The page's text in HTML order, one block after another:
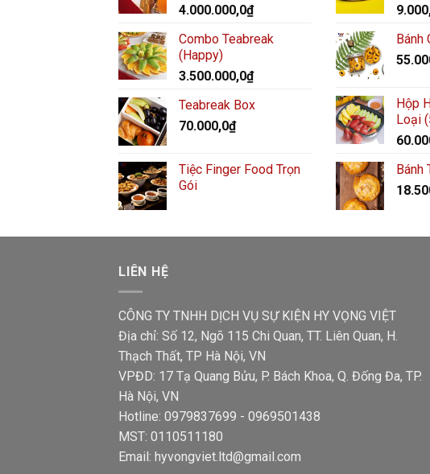
4.000.000,0₫
Combo Teabreak
(Happy)
3.500.000,0₫
Teabreak Box
70.000,0₫
Tiệc Finger Food Trọn
Gói
Bánh
Hộp
Loại
Bánh
LIÊN HỆ
CÔNG TY TNHH DỊCH VỤ SỰ KIỆN HY VỌNG VIỆT
Địa chỉ: Số 12, Ngõ 115 Chi Quan, TT. Liên Quan, H.
Thạch Thất, TP Hà Nội, VN
VPĐD: 17 Tạ Quang Bửu, P. Bách Khoa, Q. Đống Đa, TP.
Hà Nội, VN
Hotline: 0979837699 - 0969501438
MST: 0110511180
Email: hyvongviet.ltd@gmail.com